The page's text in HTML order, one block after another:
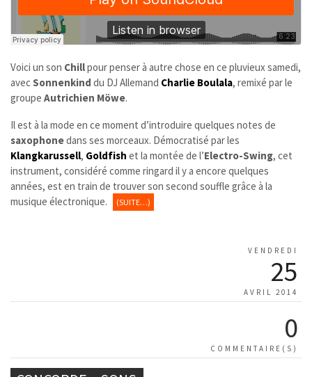
Voici un son Chillpour penser à autre chose en ce pluvieux samedi,
avecSonnenkind du DJ Allemand Charlie Boulala, remixé par le
groupe Autrichien Möwe.
Il est à la mode en ce moment d’introduire quelques notes de
saxophonedans ses morceaux. Démocratisé par les
Klangkarussell, Goldfish et la montée de l’Electro-Swing, cet
instrument, considéré comme ringard il y a encore quelques
années, est en train de trouver son second souffle grâce à la
musique électronique.
(SUITE…)
VENDREDI
25
AVRIL 2014
0
COMMENTAIRE(S)